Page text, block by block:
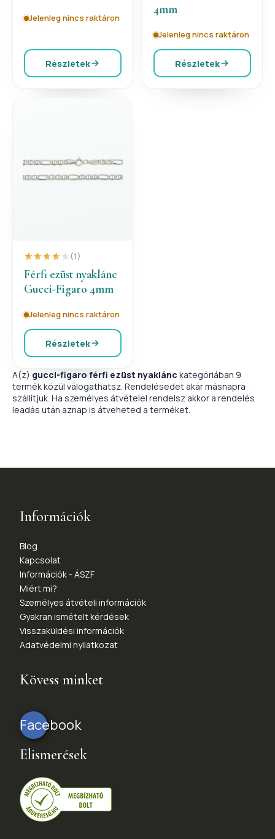
Jelenleg nincs raktáron
Részletek
4mm
Jelenleg nincs raktáron
Részletek
(1)
Férfi ezüst nyaklánc
Gucci-Figaro 4mm
Jelenleg nincs raktáron
Részletek
A(z) gucci-figaro férfi ezüst nyaklánc kategóriában 9
termék közül válogathatsz. Rendelésedet akár másnapra
szállítjuk. Ha személyes átvételel rendelsz akkor a rendelés
leadás után aznap is átveheted a terméket.
Információk
Blog
Kapcsolat
Információk - ÁSZF
Miért mi?
Személyes átvételi információk
Gyakran ismételt kérdések
Visszaküldési információk
Adatvédelmi nyilatkozat
Kövess minket
Facebook
Elismerések